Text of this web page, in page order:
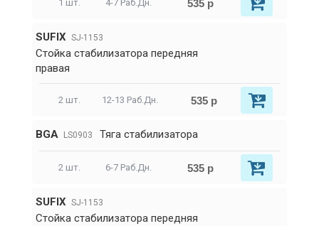
1 шт. 4-7 Раб.Дн. 535 р
SUFIX SJ-1153
Стойка стабилизатора передняя
правая
2 шт. 12-13 Раб.Дн. 535 р
BGA LS0903 Тяга стабилизатора
2 шт. 6-7 Раб.Дн. 535 р
SUFIX SJ-1153
Стойка стабилизатора передняя